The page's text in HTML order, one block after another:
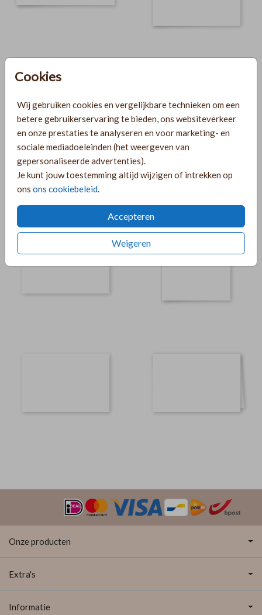
Cookies
Wij gebruiken cookies en vergelijkbare technieken om een
betere gebruikerservaring te bieden, ons websiteverkeer
en onze prestaties te analyseren en voor marketing- en
sociale mediadoeleinden (het weergeven van
gepersonaliseerde advertenties).
Je kunt jouw toestemming altijd wijzigen of intrekken op
ons ons cookiebeleid
Accepteren
Weigeren
Onze producten
Extra's
Informatie